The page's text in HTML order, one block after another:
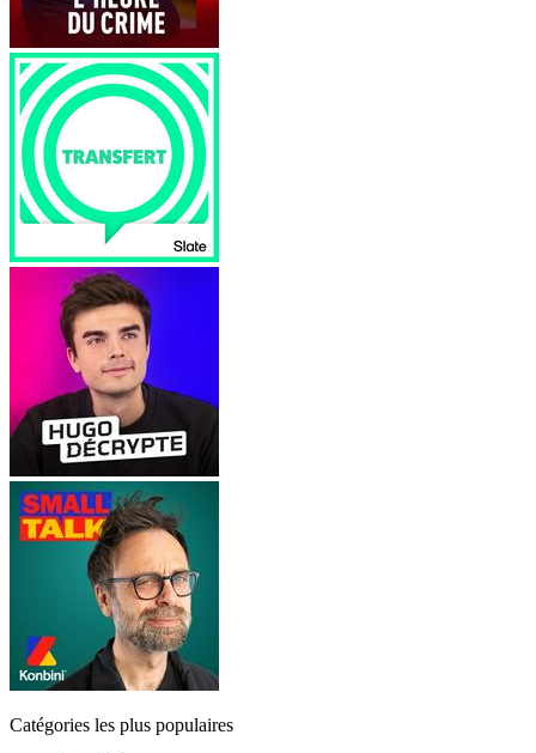
Catégories les plus populaires